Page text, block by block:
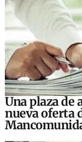
Una plaza
nueva oferta